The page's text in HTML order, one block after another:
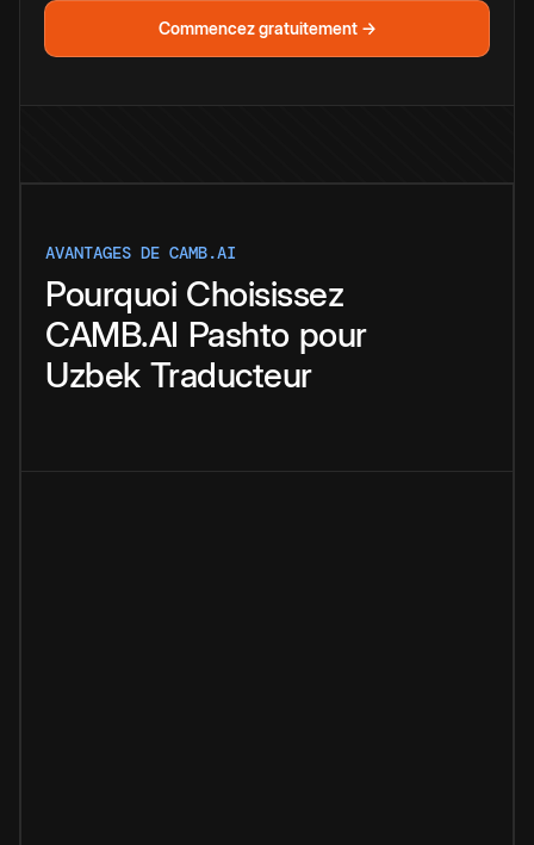
Commencez gratuitement →
AVANTAGES DE CAMB.AI
Pourquoi Choisissez
CAMB.AI Pashto pour
Uzbek Traducteur